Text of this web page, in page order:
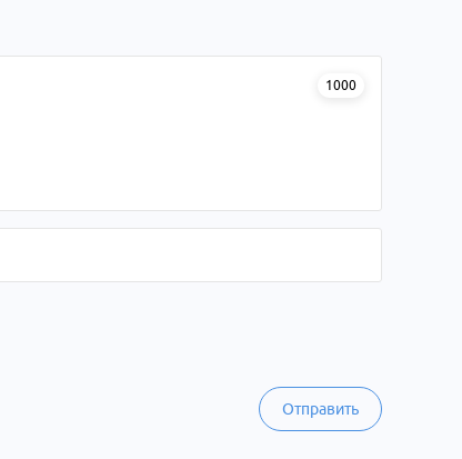
1000
Отправить